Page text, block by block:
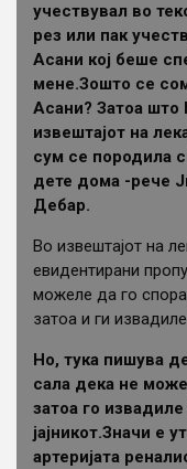
учествувал во
рез или пак
Асани кој беше
мене.Зошто се
Асани? Затоа што
извештајот на
сум се породила
дете дома -рече
Дебар.
Во извештајот на
евидентирани
можеле да го
затоа и ги
Но, тука пишува
сала дека не
затоа го
јајникот.Значи е
артеријата